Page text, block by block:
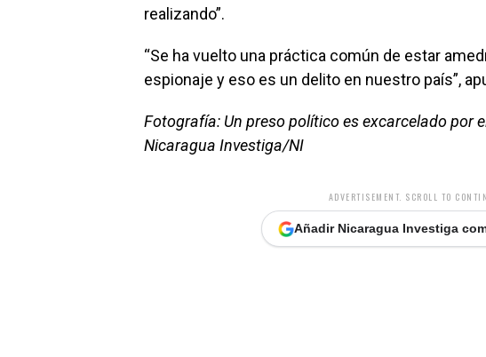
realizando”.
“Se ha vuelto una práctica común de estar
espionaje y eso es un delito en nuestro país”,
Fotografía: Un preso político es excarcelado por
Nicaragua Investiga/NI
ADVERTISEMENT. SCROLL TO
Añadir Nicaragua Investiga